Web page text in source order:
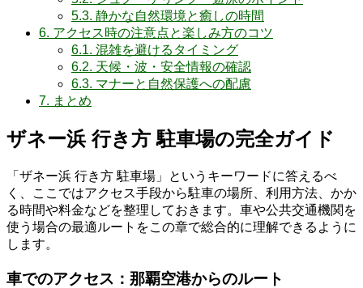
5.3. 静かな自然環境と癒しの時間
6. アクセス時の注意点と楽しみ方のコツ
6.1. 混雑を避けるタイミング
6.2. 天候・波・安全情報の確認
6.3. マナーと自然保護への配慮
7. まとめ
ザネー浜 行き方 駐車場の完全ガイド
「ザネー浜 行き方 駐車場」というキーワードに答えるべ
く、ここではアクセス手段から駐車の場所、利用方法、かか
る時間や料金などを整理しておきます。車や公共交通機関を
使う場合の最適ルートをこの章で総合的に理解できるように
します。
車でのアクセス：那覇空港からのルート